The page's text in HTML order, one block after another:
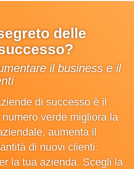
delle
il business e il
di successo è il
verde migliora la
aumenta il
di nuovi clienti.
la tua azienda. Scegli la